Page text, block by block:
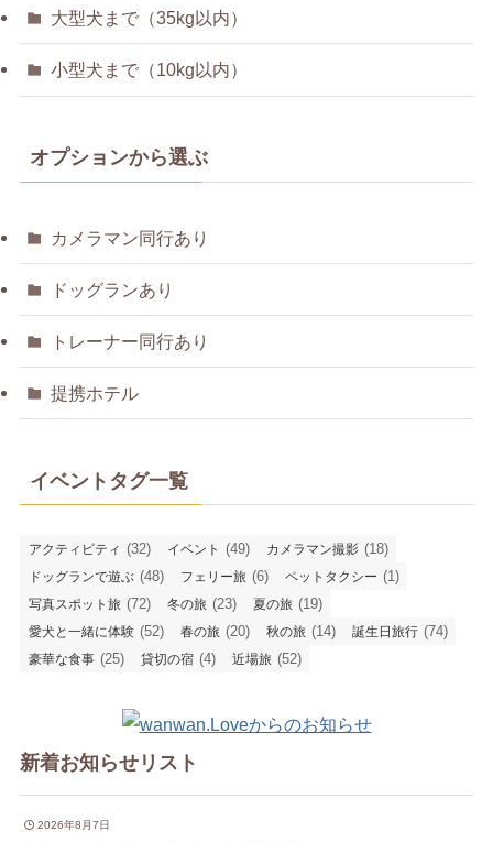
大型犬まで（35kg以内）
小型犬まで（10kg以内）
オプションから選ぶ
カメラマン同行あり
ドッグランあり
トレーナー同行あり
提携ホテル
イベントタグ一覧
アクティビティ (32) イベント (49) カメラマン撮影 (18)
ドッグランで遊ぶ (48) フェリー旅 (6) ペットタクシー (1)
写真スポット旅 (72) 冬の旅 (23) 夏の旅 (19)
愛犬と一緒に体験 (52) 春の旅 (20) 秋の旅 (14) 誕生日旅行 (74)
豪華な食事 (25) 貸切の宿 (4) 近場旅 (52)
新着お知らせリスト
2026年8月7日